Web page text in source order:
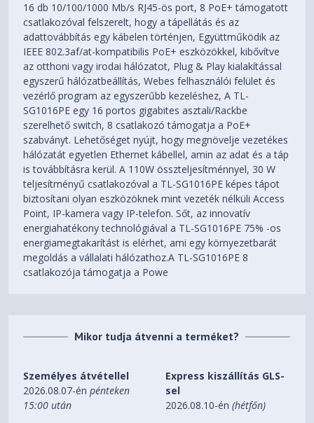
16 db 10/100/1000 Mb/s RJ45-ös port, 8 PoE+ támogatott
csatlakozóval felszerelt, hogy a tápellátás és az
adattovábbítás egy kábelen történjen, Együttműködik az
IEEE 802.3af/at-kompatibilis PoE+ eszközökkel, kibővítve
az otthoni vagy irodai hálózatot, Plug & Play kialakítással
egyszerű hálózatbeállítás, Webes felhasználói felület és
vezérlő program az egyszerűbb kezeléshez, A TL-
SG1016PE egy 16 portos gigabites asztali/Rackbe
szerelhető switch, 8 csatlakozó támogatja a PoE+
szabványt. Lehetőséget nyújt, hogy megnövelje vezetékes
hálózatát egyetlen Ethernet kábellel, amin az adat és a táp
is továbbításra kerül. A 110W összteljesítménnyel, 30 W
teljesítményű csatlakozóval a TL-SG1016PE képes tápot
biztosítani olyan eszközöknek mint vezeték nélküli Access
Point, IP-kamera vagy IP-telefon. Sőt, az innovatív
energiahatékony technológiával a TL-SG1016PE 75% -os
energiamegtakarítást is elérhet, ami egy környezetbarát
megoldás a vállalati hálózathoz.A TL-SG1016PE 8
csatlakozója támogatja a Powe
Mikor tudja átvenni a terméket?
Személyes átvétellel
2026.08.07-énpénteken
15:00 után
Express kiszállítás GLS-
sel
2026.08.10-én(hétfőn)